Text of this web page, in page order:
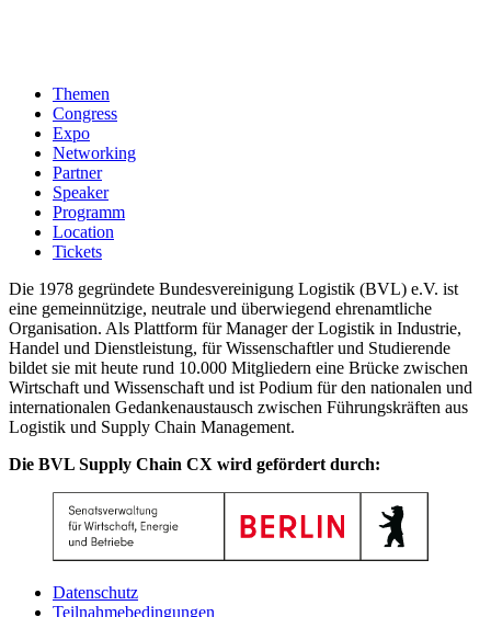
Themen
Congress
Expo
Networking
Partner
Speaker
Programm
Location
Tickets
Die 1978 gegründete Bundesvereinigung Logistik (BVL) e.V. ist
eine gemeinnützige, neutrale und überwiegend ehrenamtliche
Organisation. Als Plattform für Manager der Logistik in Industrie,
Handel und Dienstleistung, für Wissenschaftler und Studierende
bildet sie mit heute rund 10.000 Mitgliedern eine Brücke zwischen
Wirtschaft und Wissenschaft und ist Podium für den nationalen und
internationalen Gedankenaustausch zwischen Führungskräften aus
Logistik und Supply Chain Management.
Die BVL Supply Chain CX wird gefördert durch:
Datenschutz
Teilnahmebedingungen